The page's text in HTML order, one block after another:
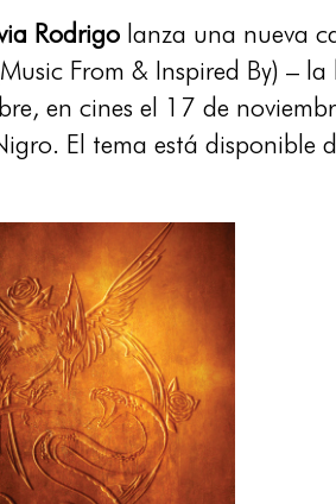
Rodrigo lanza una nueva
From & Inspired By) –
en cines el 17 de
El tema está disponible